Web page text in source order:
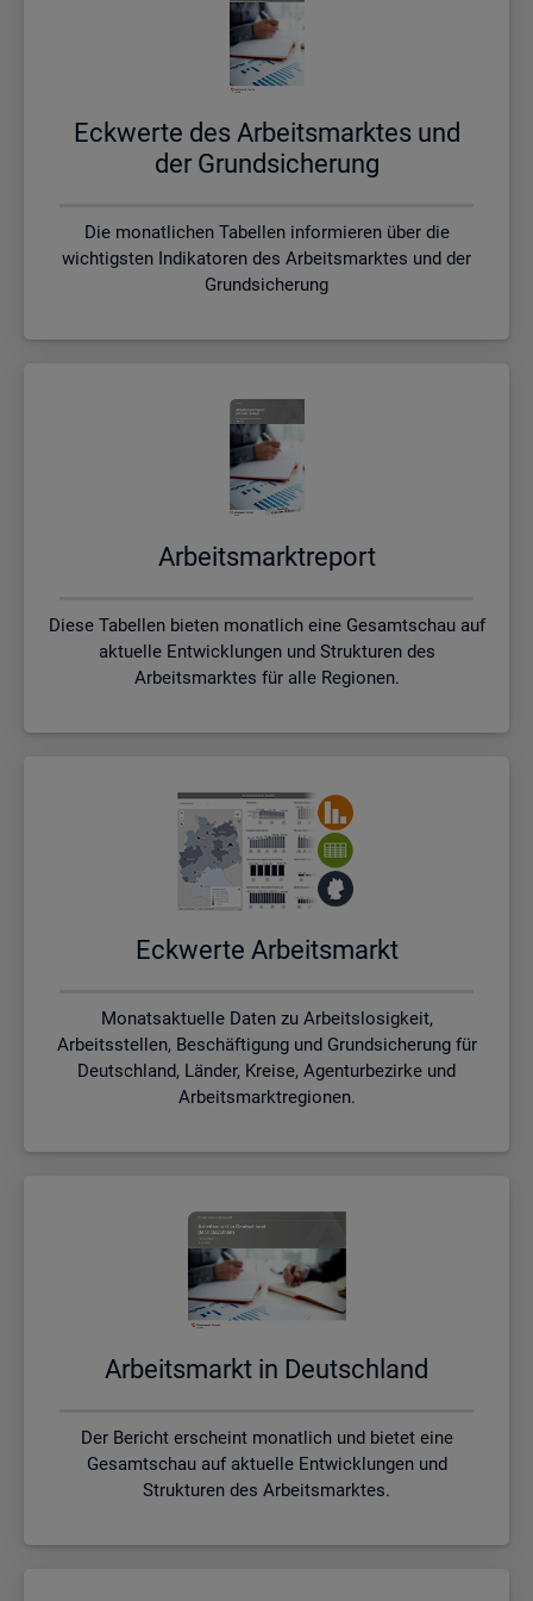
Eck­wer­te des Ar­beits­mark­tes und
der Grund­si­che­rung
Die monatlichen Tabellen informieren über die
wichtigsten Indikatoren des Arbeitsmarktes und der
Grundsicherung
Ar­beits­markt­re­port
Diese Tabellen bieten monatlich eine Gesamtschau auf
aktuelle Entwicklungen und Strukturen des
Arbeitsmarktes für alle Regionen.
Eck­wer­te Ar­beits­markt
Monatsaktuelle Daten zu Arbeitslosigkeit,
Arbeitsstellen, Beschäftigung und Grundsicherung für
Deutschland, Länder, Kreise, Agenturbezirke und
Arbeitsmarktregionen.
Ar­beits­markt in Deutsch­land
Der Bericht erscheint monatlich und bietet eine
Gesamtschau auf aktuelle Entwicklungen und
Strukturen des Arbeitsmarktes.